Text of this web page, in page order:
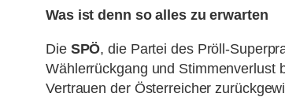
Was ist denn so alles zu erwarten
Die SPÖ, die Partei des Pröll-
Wählerrückgang und Stimmenverlust
Vertrauen der Österreicher